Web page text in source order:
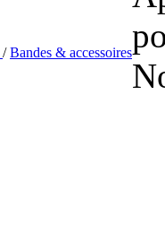
/Bandes & accessoires